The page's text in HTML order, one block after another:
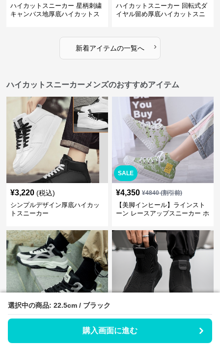
選択中の商品: 22.5cm / ブラック
購入画面に進む
選択中の商品: 22.5cm / ブラック
購入画面に進む
ハイカットスニーカー 星柄刺繍
キャンバス地厚底ハイカットス
ハイカットスニーカー 回転式ダ
イヤル留め厚底ハイカットスニ
新着アイテムの一覧へ ›
ハイカットスニーカーメンズのおすすめアイテム
¥3,220 (税込)
シンプルデザイン厚底ハイカッ
トスニーカー
SALE
¥4,350 ¥4840(割引前)
【美脚インヒール】ラインスト
ーン レースアップスニーカー ホ
¥3,220